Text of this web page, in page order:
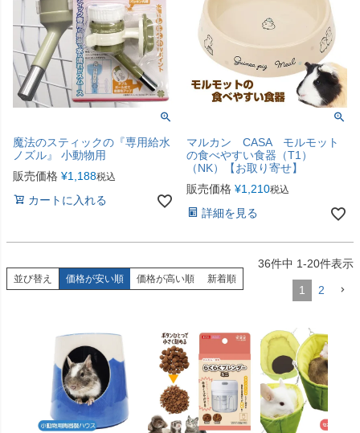
魔法のスティックの『専用給水
ノズル』 小動物用
販売価格 ¥1,188税込
カートに入れる
マルカン CASA モルモット
の食べやすい食器（T1）
（NK）【お取り寄せ】
販売価格 ¥1,210税込
詳細を見る
並び替え 価格が安い順 価格が高い順 新着順
36件中 1-20件表示
1 2